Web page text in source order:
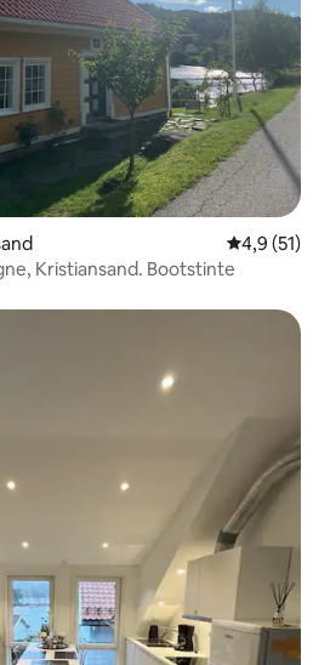
4,9 (51)
Kristiansand. Bootstinte